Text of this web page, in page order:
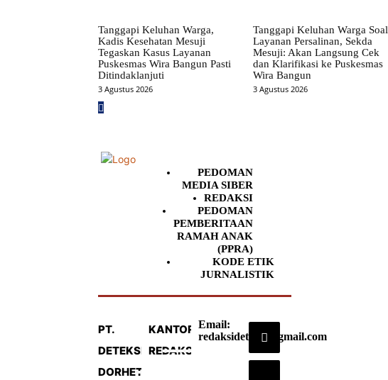
Tanggapi Keluhan Warga,
Kadis Kesehatan Mesuji
Tegaskan Kasus Layanan
Puskesmas Wira Bangun Pasti
Ditindaklanjuti
3 Agustus 2026
Tanggapi Keluhan Warga Soal
Layanan Persalinan, Sekda
Mesuji: Akan Langsung Cek
dan Klarifikasi ke Puskesmas
Wira Bangun
3 Agustus 2026
PEDOMAN
MEDIA SIBER
REDAKSI
PEDOMAN
PEMBERITAAN
RAMAH ANAK
(PPRA)
KODE ETIK
JURNALISTIK
PT.
DETEKSI
DORHETA
KANTOR
REDAKSI
Email:
redaksideteksi@gmail.com